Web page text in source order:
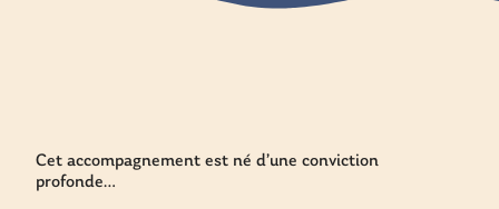
Cet accompagnement est né d’une conviction
profonde…